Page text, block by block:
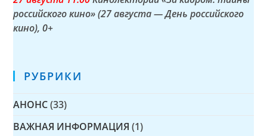
российского кино» (27 августа — День российского
кино), 0+
РУБРИКИ
АНОНС (33)
ВАЖНАЯ ИНФОРМАЦИЯ (1)